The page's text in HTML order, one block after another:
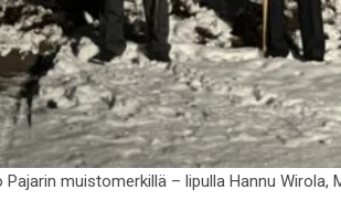
Pajarin muistomerkillä – lipulla Hannu Wirola,